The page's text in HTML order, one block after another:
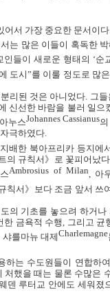
어서 가장 중요한 문서이다
는 많은 이들이 혹독한
들이 새로운 형태의 ‘순
도시”를 이룰 정도로 많
리된 것은 아니었다
그
신선한 바람을 불러 일으
누스Johannes Cassianus
극하였다.
배한 북아프리카 등지에
의 규칙서》로 꽃피어났다.
Ambrosius of Milan, 아
칙서》보다 조금 앞서 쓰
의 기초를 놓으려 하거
한 금욕적 수행
그리고 균
를마뉴 대제Charlemagne
하는 수도원들이 연합하
했을 때는 물론 수많은
덴 루터교 안에도 세워졌